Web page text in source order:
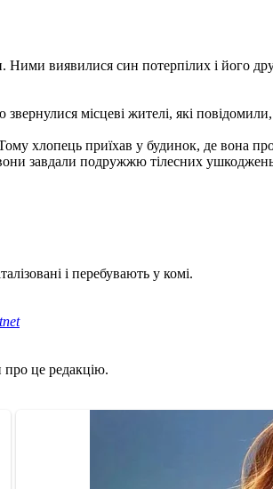
виявилися син потерпілих і його
місцеві жителі, які
хлопець приїхав у будинок, де вона
завдали подружжю тілесних
і перебувають у комі.
про це редакцію.